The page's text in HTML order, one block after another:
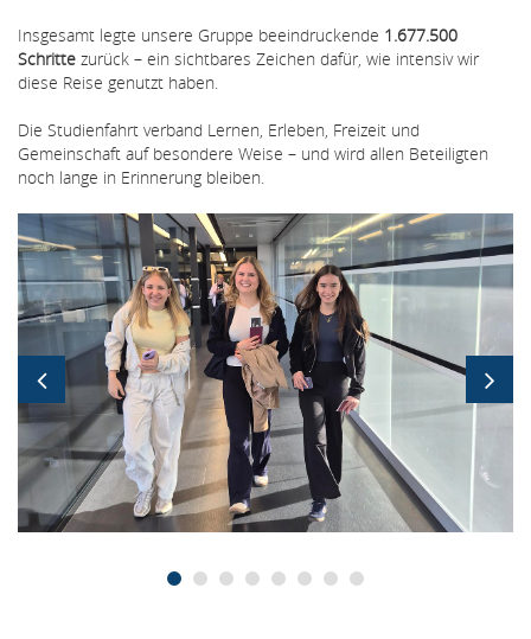
Insgesamt legte unsere Gruppe beeindruckende 1.677.500
Schritte zurück – ein sichtbares Zeichen dafür, wie intensiv wir
diese Reise genutzt haben.
Die Studienfahrt verband Lernen, Erleben, Freizeit und
Gemeinschaft auf besondere Weise – und wird allen Beteiligten
noch lange in Erinnerung bleiben.
Bildergallerie